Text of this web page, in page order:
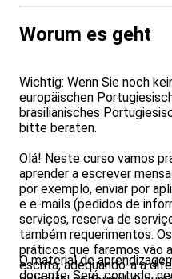
Worum es geht
Wichtig: Wenn Sie noch
europäischen
brasilianisches
bitte beraten.
Olá! Neste curso vamos
aprender a escrever
por exemplo, enviar por
e e-mails (pedidos de
serviços, reserva de
também requerimentos.
práticos que faremos vão
escrita, adequando-a a
O material de
docente. Será, contudo,